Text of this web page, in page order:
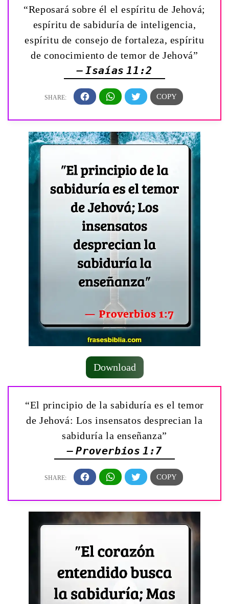
“Reposará sobre él el espíritu de Jehová;
espíritu de sabiduría de inteligencia,
espíritu de consejo de fortaleza, espíritu
de conocimiento de temor de Jehová”
— Isaías 11:2
Download
“El principio de la sabiduría es el temor
de Jehová: Los insensatos desprecian la
sabiduría la enseñanza”
— Proverbios 1:7